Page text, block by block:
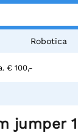
Robotica
€ 100,-
jumper